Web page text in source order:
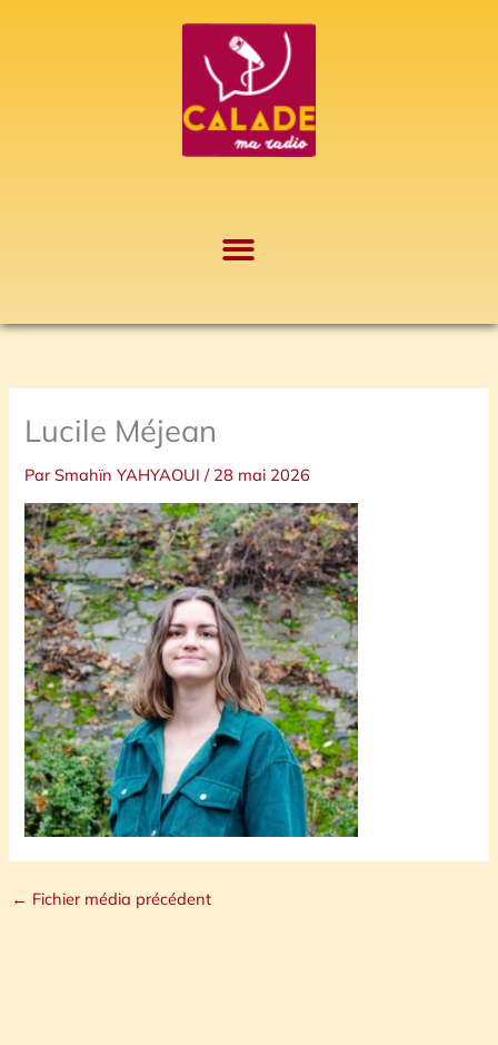
Lucile Méjean
ParSmahïn YAHYAOUI/ 28 mai 2026
← Fichier média précédent